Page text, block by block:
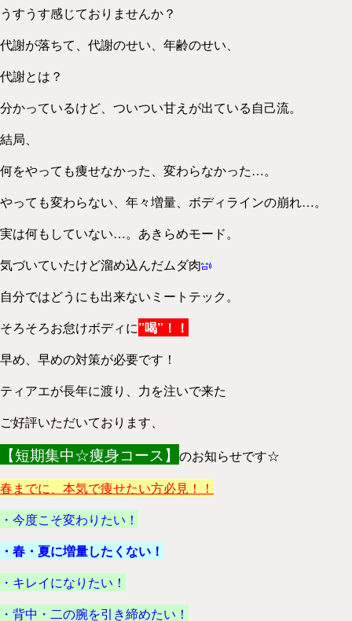
うすうす感じておりませんか？
代謝が落ちて、代謝のせい、年齢のせい、
代謝とは？
分かっているけど、ついつい甘えが出ている自己流。
結局、
何をやっても痩せなかった、変わらなかった…。
やっても変わらない、年々増量、ボディラインの崩れ…。
実は何もしていない…。あきらめモード。
気づいていたけど溜め込んだムダ肉
自分ではどうにも出来ないミートテック。
そろそろお怠けボディに”喝”！！
早め、早めの対策が必要です！
ティアエが長年に渡り、力を注いで来た
ご好評いただいております、
【短期集中☆痩身コース】 のお知らせです☆
春までに、本気で痩せたい方必見！！
・今度こそ変わりたい！
・春・夏に増量したくない！
・キレイになりたい！
・背中・二の腕を引き締めたい！